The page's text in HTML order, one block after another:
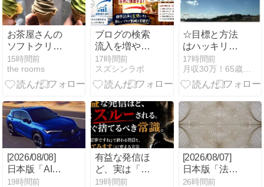
お茶屋さんの
ソフトクリー
ムを食べる
15時間前
the rooms
ブログの検索
流入を増やし
たい。でも、
SEO記事ばか
り書きたくな
17時間前
スズシンラボ
☆目標と方法
はハッキリさ
せ行動とな
る、「いい
な」で動き始
行動Doが中心
のPlan・Do・
Seeでうまく
いく！！
17時間前
[2026/08/08]
日本版「AI検
索最適化
19時間前
有益な発信ほ
ど、実は「ス
ルーされ
19時間前
[2026/08/07]
日本版「法人
向け職場安全
26時間前